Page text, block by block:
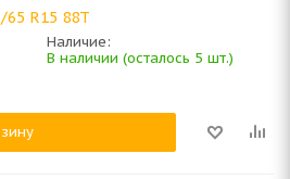
R15 88T
Наличие:
В наличии (осталось 5 шт.)